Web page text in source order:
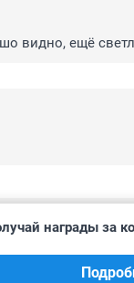
видно, ещё
выставили
награды за